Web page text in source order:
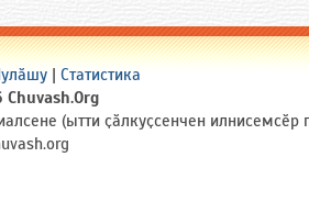
| Статистика
(ытти ҫӑлкуҫсенчен илнисемсӗр